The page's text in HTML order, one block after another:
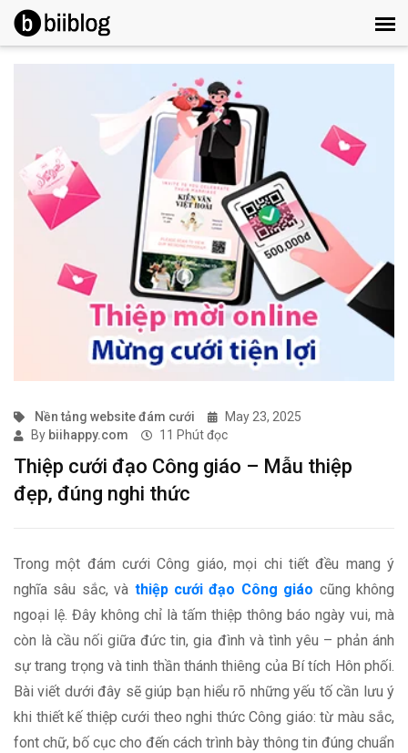
Nền tảng website đám cưới
May 23, 2025
By biihappy.com 11 Phút đọc
Thiệp cưới đạo Công giáo – Mẫu thiệp
đẹp, đúng nghi thức
Trong một đám cưới Công giáo, mọi chi tiết đều mang ý
nghĩa sâu sắc, và thiệp cưới đạo Công giáo cũng không
ngoại lệ. Đây không chỉ là tấm thiệp thông báo ngày vui, mà
còn là cầu nối giữa đức tin, gia đình và tình yêu – phản ánh
sự trang trọng và tinh thần thánh thiêng của Bí tích Hôn phối.
Bài viết dưới đây sẽ giúp bạn hiểu rõ những yếu tố cần lưu ý
khi thiết kế thiệp cưới theo nghi thức Công giáo: từ màu sắc,
font chữ, bố cục cho đến cách trình bày thông tin đúng chuẩn